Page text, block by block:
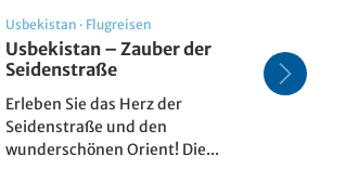
Usbekistan · Flugreisen
Usbekistan – Zauber der
Seidenstraße
Erleben Sie das Herz der
Seidenstraße und den
wunderschönen Orient! Die...